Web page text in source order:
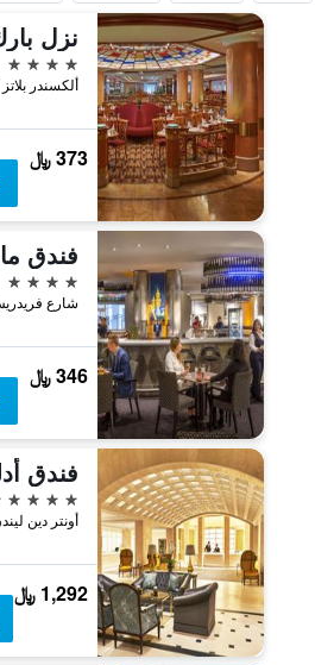
4 نجوم
ألكسندر بلاتز 7, برلين, ألمانيا
373 ﷼
4 نجوم
346 ﷼
5 نجوم
1,292 ﷼